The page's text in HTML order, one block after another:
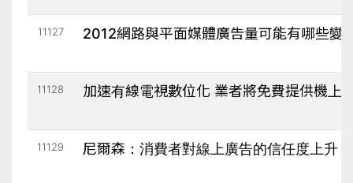
11127 2012網路與平面媒體廣告量可能有哪些變
11128 加速有線電視數位化 業者將免費提供機上
11129 尼爾森：消費者對線上廣告的信任度上升